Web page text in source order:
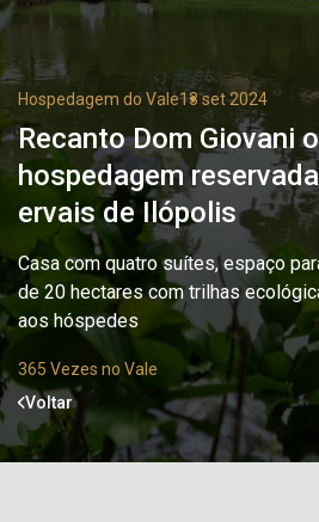
Hospedagem do Vale13 set 2024
Recanto Dom Giovani
hospedagem
ervais de Ilópolis
Casa com quatro suítes, espaço
de 20 hectares com trilhas
aos hóspedes
365 Vezes no Vale
Voltar